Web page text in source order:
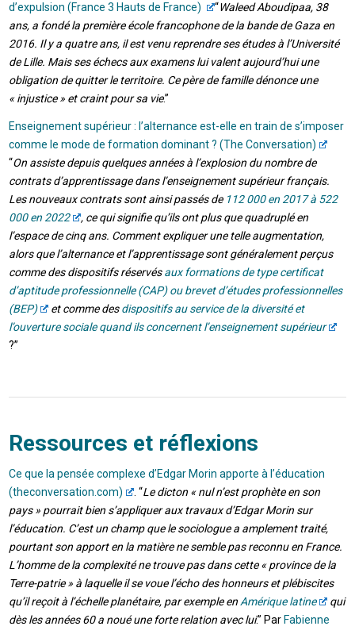
d’expulsion (France 3 Hauts de France)
“Waleed Aboudipaa, 38
ans, a fondé la première école francophone de la bande de Gaza en
2016. Il y a quatre ans, il est venu reprendre ses études à l’Université
de Lille. Mais ses échecs aux examens lui valent aujourd’hui une
obligation de quitter le territoire. Ce père de famille dénonce une
« injustice » et craint pour sa vie.”
Enseignement supérieur : l’alternance est-elle en train de s’imposer
comme le mode de formation dominant ? (The Conversation)
“On assiste depuis quelques années à l’explosion du nombre de
contrats d’apprentissage dans l’enseignement supérieur français.
Les nouveaux contrats sont ainsi passés de 112 000 en 2017 à 522
000 en 2022
, ce qui signifie qu’ils ont plus que quadruplé en
l’espace de cinq ans. Comment expliquer une telle augmentation,
alors que l’alternance et l’apprentissage sont généralement perçus
comme des dispositifs réservés aux formations de type certificat
d’aptitude professionnelle (CAP) ou brevet d’études professionnelles
(BEP)
et comme des dispositifs au service de la diversité et
l’ouverture sociale quand ils concernent l’enseignement supérieur
?”
Ressources et réflexions
Ce que la pensée complexe d’Edgar Morin apporte à l’éducation
(theconversation.com)
. “Le dicton « nul n’est prophète en son
pays » pourrait bien s’appliquer aux travaux d’Edgar Morin sur
l’éducation. C’est un champ que le sociologue a amplement traité,
pourtant son apport en la matière ne semble pas reconnu en France.
L’homme de la complexité ne trouve pas dans cette « province de la
Terre-patrie » à laquelle il se voue l’écho des honneurs et plébiscites
qu’il reçoit à l’échelle planétaire, par exemple en Amérique latine
qui
dès les années 60 a noué une forte relation avec lui.” Par Fabienne